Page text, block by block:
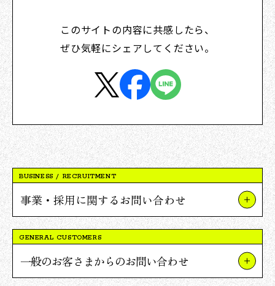
このサイトの内容に共感したら、
ぜひ気軽にシェアしてください。
BUSINESS / RECRUITMENT
事業・採用に関するお問い合わせ
事業やプロジェクトについて
GENERAL CUSTOMERS
一般のお客さまからのお問い合わせ